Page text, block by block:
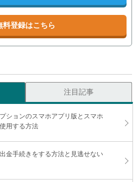
料登録はこちら
注目記事
ションのスマホアプリ版とスマホ
用する方法
金手続きをする方法と見逃せない